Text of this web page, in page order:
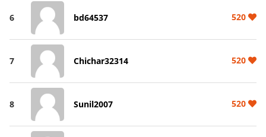
6 bd64537 520
7 Chichar32314 520
8 Sunil2007 520